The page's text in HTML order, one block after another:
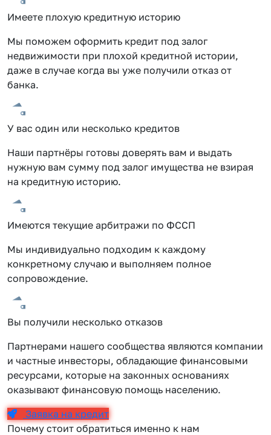
Имеете плохую кредитную историю
Мы поможем оформить кредит под залог
недвижимости при плохой кредитной истории,
даже в случае когда вы уже получили отказ от
банка.
У вас один или несколько кредитов
Наши партнёры готовы доверять вам и выдать
нужную вам сумму под залог имущества не взирая
на кредитную историю.
Имеются текущие арбитражи по ФССП
Мы индивидуально подходим к каждому
конкретному случаю и выполняем полное
сопровождение.
Вы получили несколько отказов
Партнерами нашего сообщества являются компании
и частные инвесторы, обладающие финансовыми
ресурсами, которые на законных основаниях
оказывают финансовую помощь населению.
Заявка на кредит
Почему стоит обратиться именно к нам